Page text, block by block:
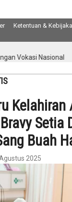
Ketentuan &
Nasional Dua
Kelahiran
Setia
Buah
2025